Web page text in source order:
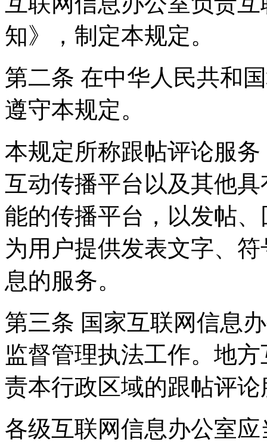
知》，制定本规定。
第二条 在中华人民共和
遵守本规定。
本规定所称跟帖评论服
互动传播平台以及其他
能的传播平台，以发帖
为用户提供发表文字、
息的服务。
第三条 国家互联网信息
监督管理执法工作。地
责本行政区域的跟帖评
各级互联网信息办公室